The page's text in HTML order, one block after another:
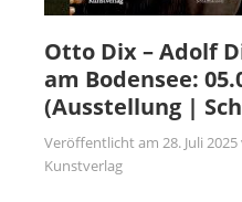
Otto Dix – Adolf
am Bodensee:
(Ausstellung |
Veröffentlicht am 28. Juli 2025
Kunstverlag